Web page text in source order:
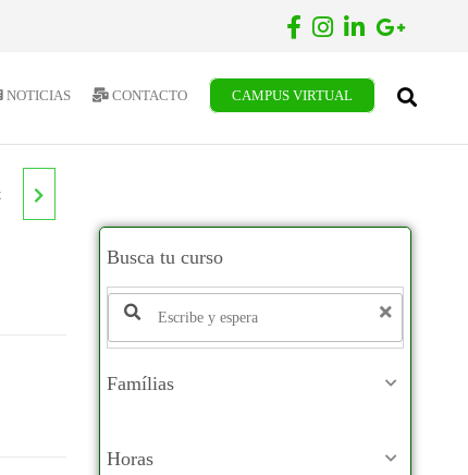
CAMPUS VIRTUAL
NOTICIAS CONTACTO
Busca tu curso
Famílias
Horas